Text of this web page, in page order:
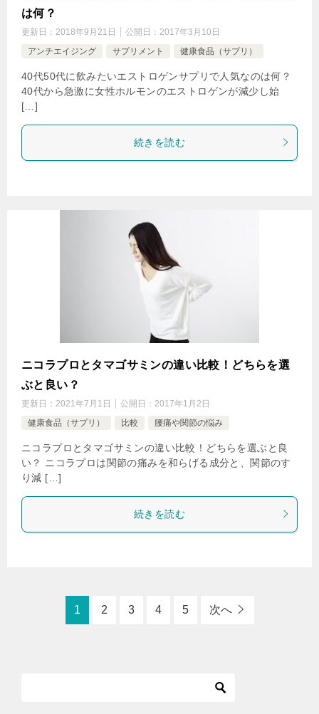
は何？
更新日： 2018年9月21日 公開日： 2017年3月10日
アンチエイジング
サプリメント 健康食品（サプリ）
40代50代に飲みたいエストロゲンサプリで人気なのは何？
40代から急激に女性ホルモンのエストロゲンが減少し始
[…]
続きを読む
ニコラプロとタマゴサミンの違い比較！どちらを選
ぶと良い？
更新日： 2021年7月1日 公開日： 2017年1月2日
健康食品（サプリ）
比較 腰痛や関節の悩み
ニコラプロとタマゴサミンの違い比較！どちらを選ぶと良
い？ ニコラプロは関節の痛みを和らげる成分と、関節のす
り減 […]
続きを読む
1 2 3 4 5 次へ